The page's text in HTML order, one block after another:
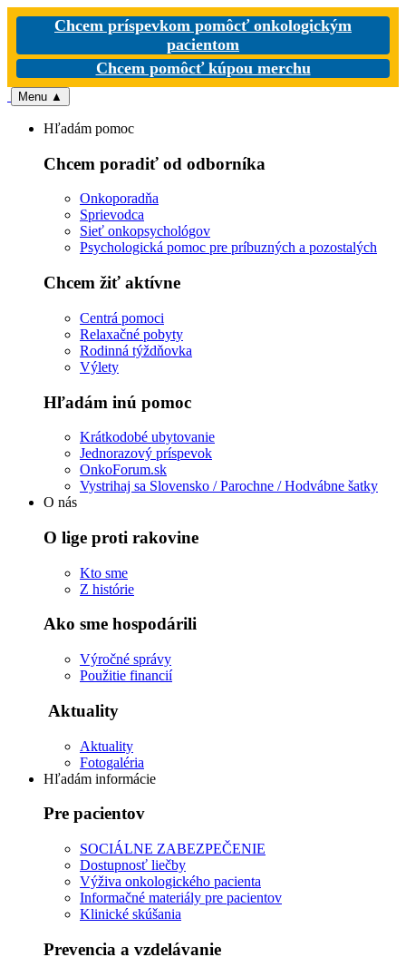
Chcem príspevkom pomôcť onkologickým
pacientom
Chcem pomôcť kúpou merchu
Menu ▲
Hľadám pomoc
Chcem poradiť od odborníka
Onkoporadňa
Sprievodca
Sieť onkopsychológov
Psychologická pomoc pre príbuzných a pozostalých
Chcem žiť aktívne
Centrá pomoci
Relaxačné pobyty
Rodinná týždňovka
Výlety
Hľadám inú pomoc
Krátkodobé ubytovanie
Jednorazový príspevok
OnkoForum.sk
Vystrihaj sa Slovensko / Parochne / Hodvábne šatky
O nás
O lige proti rakovine
Kto sme
Z histórie
Ako sme hospodárili
Výročné správy
Použitie financií
Aktuality
Aktuality
Fotogaléria
Hľadám informácie
Pre pacientov
SOCIÁLNE ZABEZPEČENIE
Dostupnosť liečby
Výživa onkologického pacienta
Informačné materiály pre pacientov
Klinické skúšania
Prevencia a vzdelávanie